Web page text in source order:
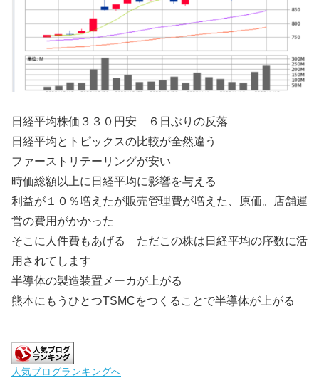
日経平均株価３３０円安 ６日ぶりの反落
日経平均とトピックスの比較が全然違う
ファーストリテーリングが安い
時価総額以上に日経平均に影響を与える
利益が１０％増えたが販売管理費が増えた、原価。店舗運
営の費用がかかった
そこに人件費もあげる ただこの株は日経平均の序数に活
用されてします
半導体の製造装置メーカが上がる
熊本にもうひとつTSMCをつくることで半導体が上がる
人気ブログランキングへ